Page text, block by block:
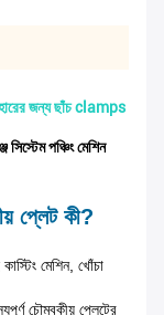
জন্য ছাঁচ clamps
সিস্টেম পঞ্চিং মেশিন
প্লেট কী?
মেশিন, খোঁচা
চৌম্বকীয় প্লেটের